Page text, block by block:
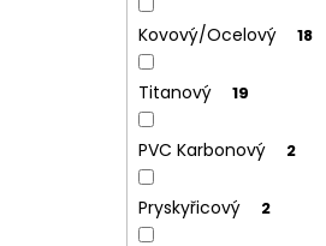
Kovový/Ocelový 18
Titanový 19
PVC Karbonový 2
Pryskyřicový 2